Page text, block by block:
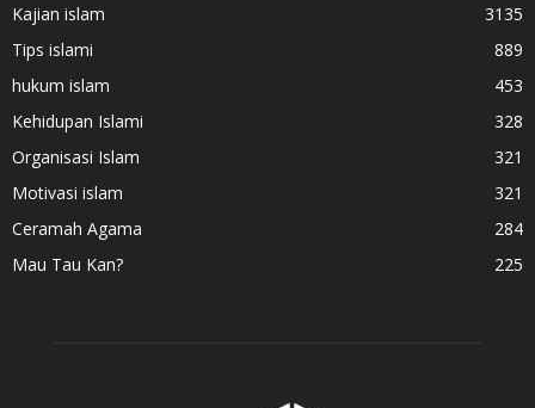
Kajian islam
3135
Tips islami
889
hukum islam
453
Kehidupan Islami
328
Organisasi Islam
321
Motivasi islam
321
Ceramah Agama
284
Mau Tau Kan?
225